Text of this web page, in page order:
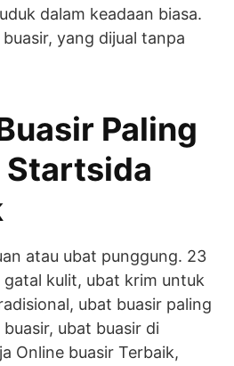
dalam keadaan biasa.
yang dijual tanpa
Paling
Startsida
atau ubat punggung. 23
kulit, ubat krim untuk
ubat buasir paling
ubat buasir di
Online buasir Terbaik,